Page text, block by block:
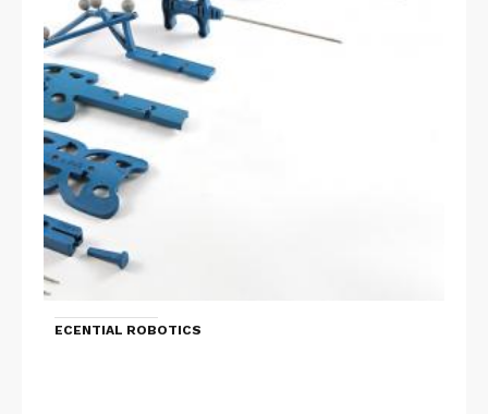
ECENTIAL ROBOTICS